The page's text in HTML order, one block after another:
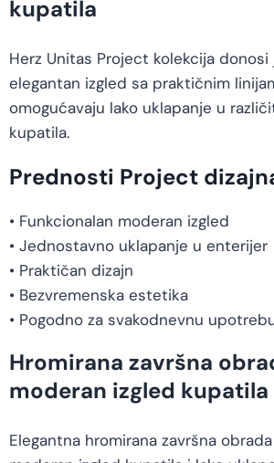
kupatila
Herz Unitas Project kolekcija
elegantan izgled sa praktičnim
omogućavaju lako uklapanje u
kupatila.
Prednosti Project
• Funkcionalan moderan izgled
• Jednostavno uklapanje u enterijer
• Praktičan dizajn
• Bezvremenska estetika
• Pogodno za svakodnevnu
Hromirana završna
moderan izgled kupatila
Elegantna hromirana završna